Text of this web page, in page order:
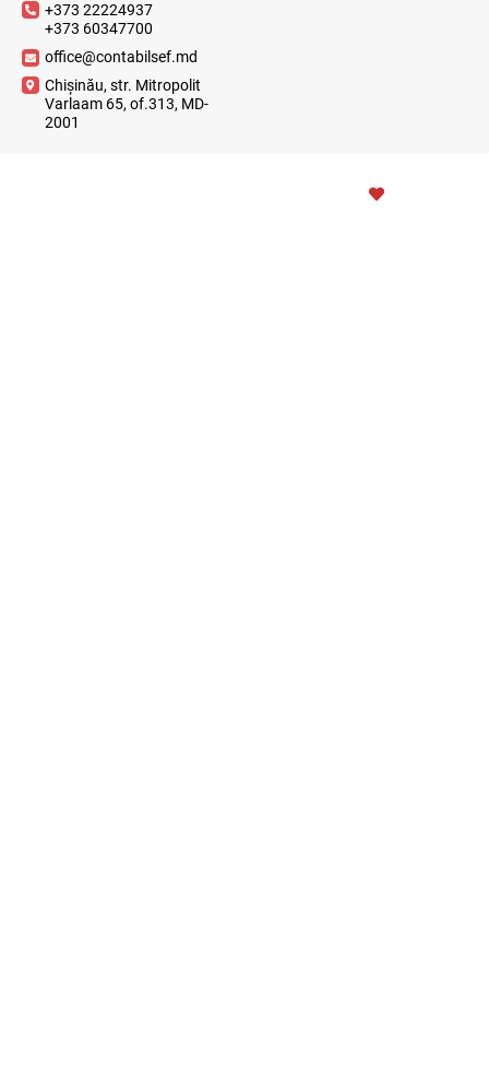
+373 22224937
+373 60347700
office@contabilsef.md
Chișinău, str. Mitropolit
Varlaam 65, of.313, MD-
2001